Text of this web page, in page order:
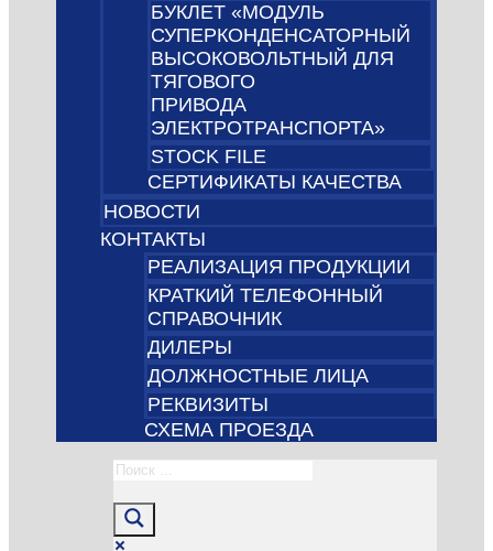
БУКЛЕТ «МОДУЛЬ
СУПЕРКОНДЕНСАТОРНЫЙ
ВЫСОКОВОЛЬТНЫЙ ДЛЯ
ТЯГОВОГО
ПРИВОДА
ЭЛЕКТРОТРАНСПОРТА»
STOCK FILE
СЕРТИФИКАТЫ КАЧЕСТВА
НОВОСТИ
КОНТАКТЫ
РЕАЛИЗАЦИЯ ПРОДУКЦИИ
КРАТКИЙ ТЕЛЕФОННЫЙ
СПРАВОЧНИК
ДИЛЕРЫ
ДОЛЖНОСТНЫЕ ЛИЦА
РЕКВИЗИТЫ
СХЕМА ПРОЕЗДА